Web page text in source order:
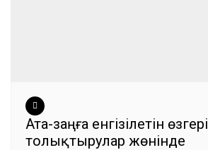
Ата-заңға енгізілетін
толықтырулар жөнінде